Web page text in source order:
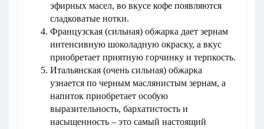
эфирных масел, во вкусе кофе появляются
сладковатые нотки.
Французская (сильная) обжарка дает зернам
интенсивную шоколадную окраску, а вкус
приобретает приятную горчинку и терпкость.
Итальянская (очень сильная) обжарка
узнается по черным маслянистым зернам, а
напиток приобретает особую
выразительность, бархатистость и
насыщенность – это самый настоящий